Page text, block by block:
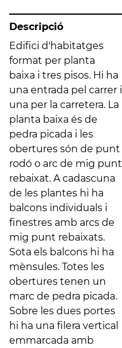
Descripció
Edifici d'habitatges
format per planta
baixa i tres pisos. Hi ha
una entrada pel carrer i
una per la carretera. La
planta baixa és de
pedra picada i les
obertures són de punt
rodó o arc de mig punt
rebaixat. A cadascuna
de les plantes hi ha
balcons individuals i
finestres amb arcs de
mig punt rebaixats.
Sota els balcons hi ha
mènsules. Totes les
obertures tenen un
marc de pedra picada.
Sobre les dues portes
hi ha una filera vertical
emmarcada amb
inicials LPT
sobreposades a
l'interior, volen dir la
Preparación Téxtil. A la
façana posterior
únicament hi ha
finestres i no hi ha cap
element decoratiu
destacable. La part de
l'edifici que correspon
a les dues escales
interiors està coronada
per un petit cos que
sobresurt de la
teulada, a dues aigües,
de l'edifici; cada cos
també té una coberta
a dues aigües. Les
xemeneies de
l'immoble presenten
un disseny